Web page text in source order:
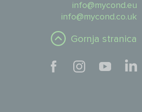
info@mycond.eu
info@mycond.co.uk
Gornja stranica